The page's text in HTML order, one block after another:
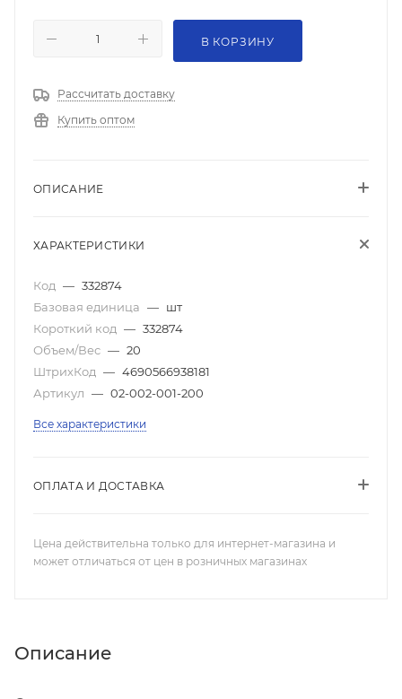
В КОРЗИНУ
Рассчитать доставку
Купить оптом
ОПИСАНИЕ
ХАРАКТЕРИСТИКИ
Код — 332874
Базовая единица — шт
Короткий код — 332874
Объем/Вес — 20
ШтрихКод — 4690566938181
Артикул — 02-002-001-200
Все характеристики
ОПЛАТА И ДОСТАВКА
Цена действительна только для интернет-магазина и
может отличаться от цен в розничных магазинах
Описание